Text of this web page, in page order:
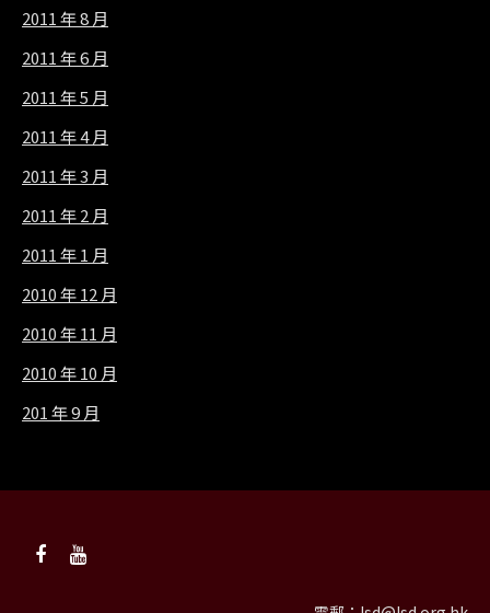
2011 年 8 月
2011 年 6 月
2011 年 5 月
2011 年 4 月
2011 年 3 月
2011 年 2 月
2011 年 1 月
2010 年 12 月
2010 年 11 月
2010 年 10 月
201 年 9 月